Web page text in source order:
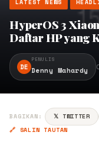
LATEST NEWS
HyperOS 3
Daftar HP yang
DE
PENULIS
Denny Mahardy
BAGIKAN: 𝕏 TWITTER
🔗 SALIN TAUTAN